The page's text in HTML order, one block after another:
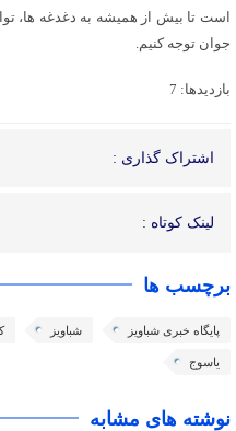
است تا بیش از همیشه به دغدغه ها،
جوان توجه کنیم.
بازدیدها: 7
اشتراک گذاری :
لینک کوتاه :
برچسب ها
پایگاه خبری شباویز شباویز
یاسوج
نوشته های مشابه